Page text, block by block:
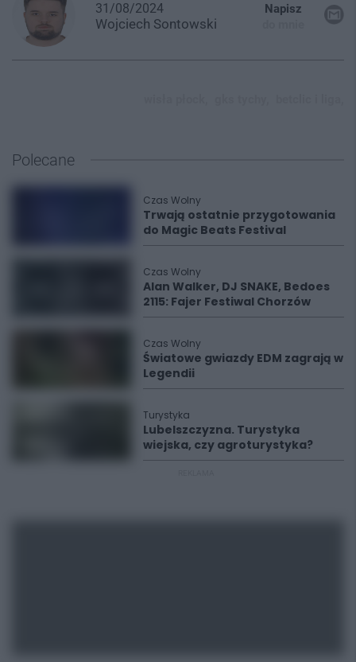
31/08/2024
Wojciech Sontowski
Napisz
Polecane
Czas Wolny
Trwają ostatnie przygotowania
do Magic Beats Festival
Czas Wolny
Alan Walker, DJ SNAKE, Bedoes
2115: Fajer Festiwal Chorzów
Czas Wolny
Światowe gwiazdy EDM zagrają w
Legendii
Turystyka
Lubelszczyzna. Turystyka
wiejska, czy agroturystyka?